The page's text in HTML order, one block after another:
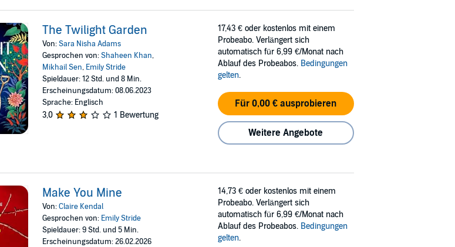
The Twilight Garden
Von:Sara Nisha Adams
Gesprochen von:Shaheen Khan,
Mikhail Sen, Emily Stride
Spieldauer: 12 Std. und 8 Min.
Erscheinungsdatum: 08.06.2023
Sprache: Englisch
3,0 1 Bewertung
17,43 € oder kostenlos mit einem
Probeabo. Verlängert sich
automatisch für 6,99 €/Monat nach
Ablauf des Probeabos. Bedingungen
gelten.
Für 0,00 € ausprobieren
Weitere Angebote
Make You Mine
Von:Claire Kendal
Gesprochen von: Emily Stride
Spieldauer: 9 Std. und 5 Min.
Erscheinungsdatum: 26.02.2026
14,73 € oder kostenlos mit einem
Probeabo. Verlängert sich
automatisch für 6,99 €/Monat nach
Ablauf des Probeabos. Bedingungen
gelten.